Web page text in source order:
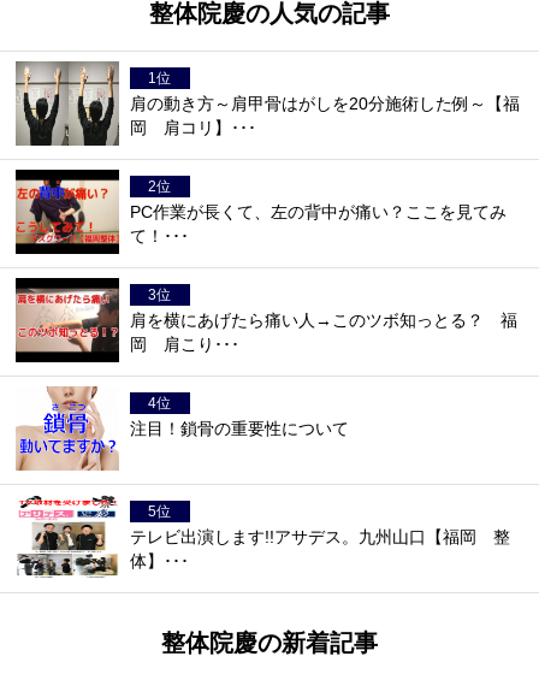
整体院慶の人気の記事
肩の動き方～肩甲骨はがしを20分施術した例～【福
岡 肩コリ】･･･
PC作業が長くて、左の背中が痛い？ここを見てみ
て！･･･
肩を横にあげたら痛い人→このツボ知っとる？ 福
岡 肩こり･･･
注目！鎖骨の重要性について
テレビ出演します!!アサデス。九州山口【福岡 整
体】･･･
整体院慶の新着記事